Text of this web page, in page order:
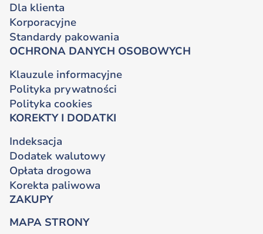
Dla klienta
Korporacyjne
Standardy pakowania
OCHRONA DANYCH OSOBOWYCH
Klauzule informacyjne
Polityka prywatności
Polityka cookies
KOREKTY I DODATKI
Indeksacja
Dodatek walutowy
Opłata drogowa
Korekta paliwowa
ZAKUPY
MAPA STRONY